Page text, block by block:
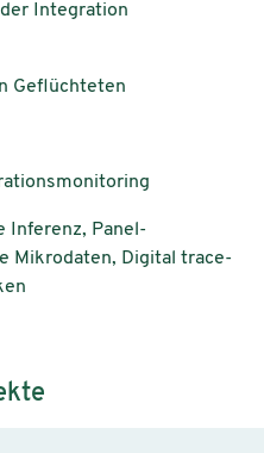
Integration
Geflüchteten
Inferenz, Panel-
Mikrodaten, Digital trace-